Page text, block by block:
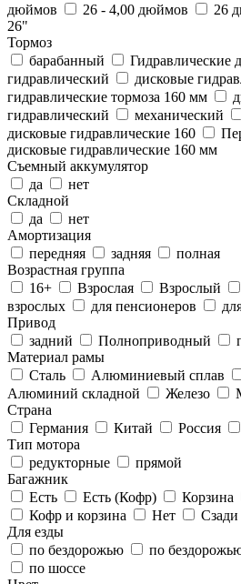
дюймов
26 - 4,00 дюймов 26
26"
Тормоз
барабанный
Гидравлические
гидравлический
дисковые
гидравлические тормоза 160 мм
гидравлический
механический
дисковые гидравлические 160
дисковые гидравлические 160 мм
Съемный аккумулятор
да
нет
Складной
да
нет
Амортизация
передняя
задняя
полная
Возрастная группа
16+
Взрослая Взрослый
взрослых
для пенсионеров
Привод
задний
Полноприводный
Материал рамы
Cталь
Алюминиевый сплав
Алюминий складной
Железо
Страна
Германия
Китай Россия
Тип мотора
редукторные
прямой
Багажник
Есть
Есть (Кофр) Корзина
Кофр и корзина
Нет
Сзади
Для езды
по бездорожью
по
по шоссе